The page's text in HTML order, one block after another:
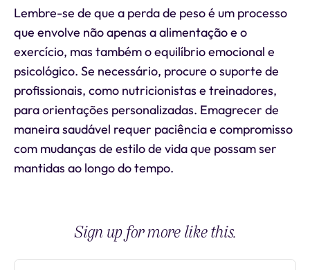
Lembre-se de que a perda de peso é um processo
que envolve não apenas a alimentação e o
exercício, mas também o equilíbrio emocional e
psicológico. Se necessário, procure o suporte de
profissionais, como nutricionistas e treinadores,
para orientações personalizadas. Emagrecer de
maneira saudável requer paciência e compromisso
com mudanças de estilo de vida que possam ser
mantidas ao longo do tempo.
Sign up for more like this.